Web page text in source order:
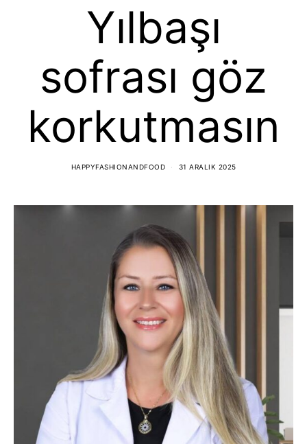
Yılbaşı
sofrası göz
korkutmasın
HAPPYFASHIONANDFOOD 31 ARALIK 2025